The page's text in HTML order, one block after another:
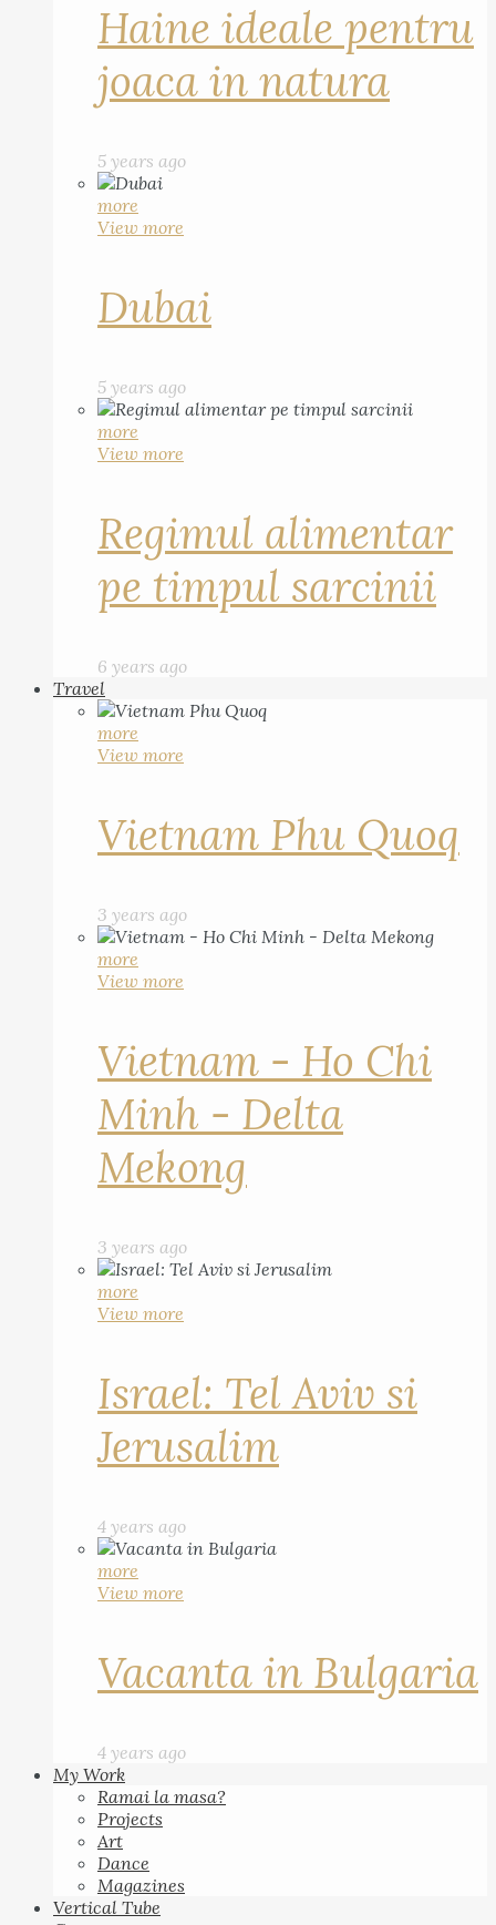
Haine ideale pentru
joaca in natura
5 years ago
more
View more
Dubai
5 years ago
more
View more
Regimul alimentar
pe timpul sarcinii
6 years ago
Travel
more
View more
Vietnam Phu Quoq
3 years ago
more
View more
Vietnam - Ho Chi
Minh - Delta
Mekong
3 years ago
more
View more
Israel: Tel Aviv si
Jerusalim
4 years ago
more
View more
Vacanta in Bulgaria
4 years ago
My Work
Ramai la masa?
Projects
Art
Dance
Magazines
Vertical Tube